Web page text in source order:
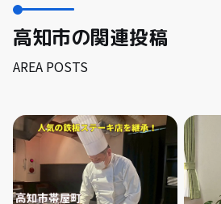
高知市の関連投稿
AREA POSTS